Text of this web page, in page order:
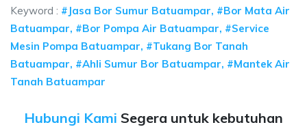
Keyword : #Jasa Bor Sumur Batuampar, #Bor Mata Air
Batuampar, #Bor Pompa Air Batuampar, #Service
Mesin Pompa Batuampar, #Tukang Bor Tanah
Batuampar, #Ahli Sumur Bor Batuampar, #Mantek Air
Tanah Batuampar
Hubungi Kami Segera untuk kebutuhan